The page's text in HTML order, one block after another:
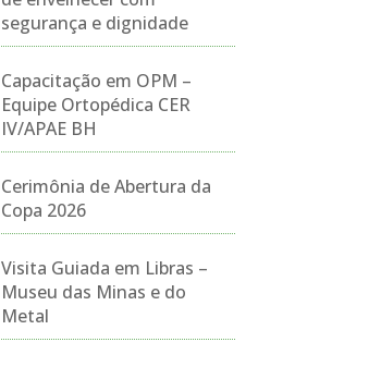
segurança e dignidade
Capacitação em OPM –
Equipe Ortopédica CER
IV/APAE BH
Cerimônia de Abertura da
Copa 2026
Visita Guiada em Libras –
Museu das Minas e do
Metal